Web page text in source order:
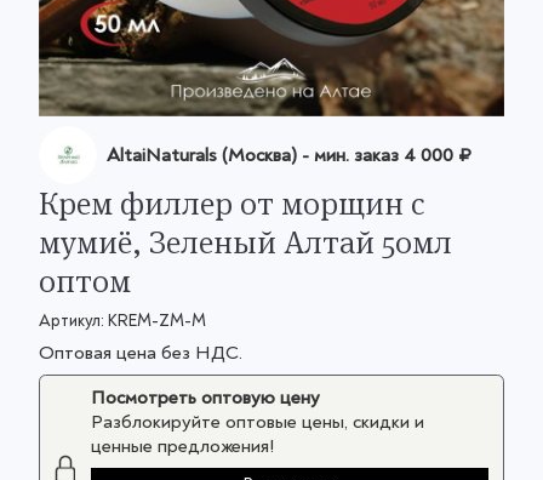
AltaiNaturals (Москва) - мин. заказ 4 000 ₽
Крем филлер от морщин с
мумиё, Зеленый Алтай 50мл
оптом
Артикул: KREM-ZM-M
Оптовая цена без НДС.
Посмотреть оптовую цену
Разблокируйте оптовые цены, скидки и
ценные предложения!